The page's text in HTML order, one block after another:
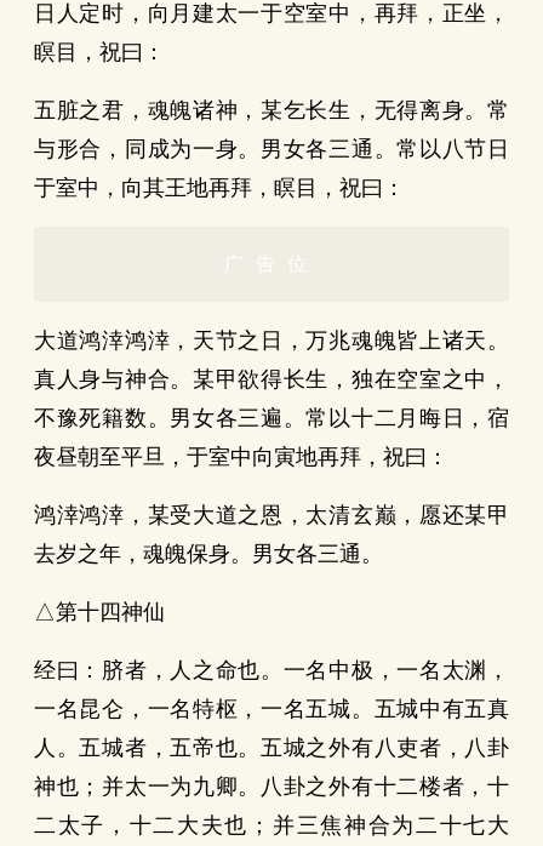
日人定时，向月建太一于空室中，再拜，正坐，
瞑目，祝曰：
五脏之君，魂魄诸神，某乞长生，无得离身。常
与形合，同成为一身。男女各三通。常以八节日
于室中，向其王地再拜，瞑目，祝曰：
广告位
大道鸿涬鸿涬，天节之日，万兆魂魄皆上诸天。
真人身与神合。某甲欲得长生，独在空室之中，
不豫死籍数。男女各三遍。常以十二月晦日，宿
夜昼朝至平旦，于室中向寅地再拜，祝曰：
鸿涬鸿涬，某受大道之恩，太清玄巅，愿还某甲
去岁之年，魂魄保身。男女各三通。
△第十四神仙
经曰：脐者，人之命也。一名中极，一名太渊，
一名昆仑，一名特枢，一名五城。五城中有五真
人。五城者，五帝也。五城之外有八吏者，八卦
神也；并太一为九卿。八卦之外有十二楼者，十
二太子，十二大夫也；并三焦神合为二十七大